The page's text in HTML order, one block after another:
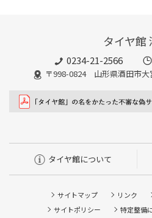
タイヤ館
0234-21-2566
〒998-0824 山形県酒田市大
タイヤ館について
サイトマップ リンク
サイトポリシー
特定整備